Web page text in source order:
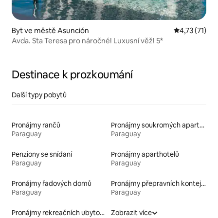
Byt ve městě Asunción Průměrné
4,73 (71)
Avda. Sta Teresa pro náročné! Luxusní věž! 5*
Destinace k prozkoumání
Další typy pobytů
Pronájmy rančů
Paraguay
Pronájmy soukromých apartmánů
Paraguay
Penziony se snídaní
Paraguay
Pronájmy aparthotelů
Paraguay
Pronájmy řadových domů
Paraguay
Pronájmy přepravních kontejnerů
Paraguay
Pronájmy rekreačních ubytování
Zobrazit více